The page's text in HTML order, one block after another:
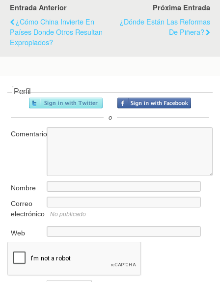
Entrada Anterior
¿Cómo China Invierte En
Países Donde Otros Resultan
Expropiados?
Próxima Entrada
¿Dónde Están Las Reformas
De Piñera?
Perfil
o
Comentario
Nombre
Correo
electrónico
No publicado
Web